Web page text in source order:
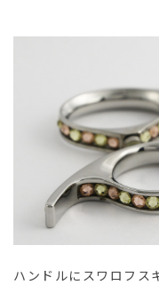
ハンドルにスワロフス